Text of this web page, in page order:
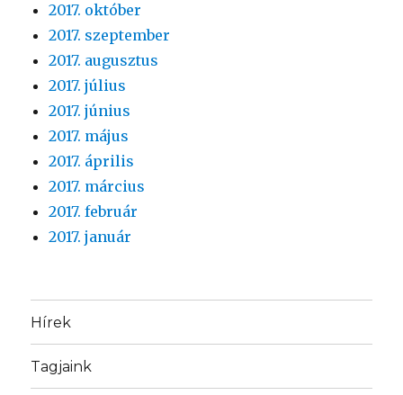
2017. október
2017. szeptember
2017. augusztus
2017. július
2017. június
2017. május
2017. április
2017. március
2017. február
2017. január
Hírek
Tagjaink